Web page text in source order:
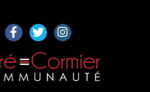
Lien vers le compte Facebook
Lien vers le compte Twitter
Lien vers le compte